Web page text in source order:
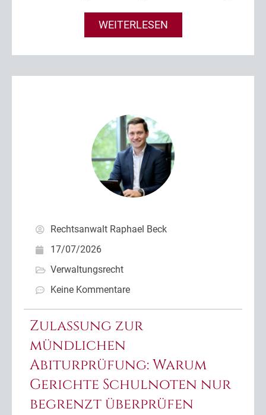
WEITERLESEN
Rechtsanwalt Raphael Beck
17/07/2026
Verwaltungsrecht
Keine Kommentare
Zulassung zur
mündlichen
Abiturprüfung: Warum
Gerichte Schulnoten nur
begrenzt überprüfen